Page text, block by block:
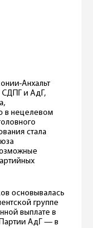
Анхальт
и АдГ,
в нецелевом
стала
основывалась
группе
выплате в
Партии АдГ — в